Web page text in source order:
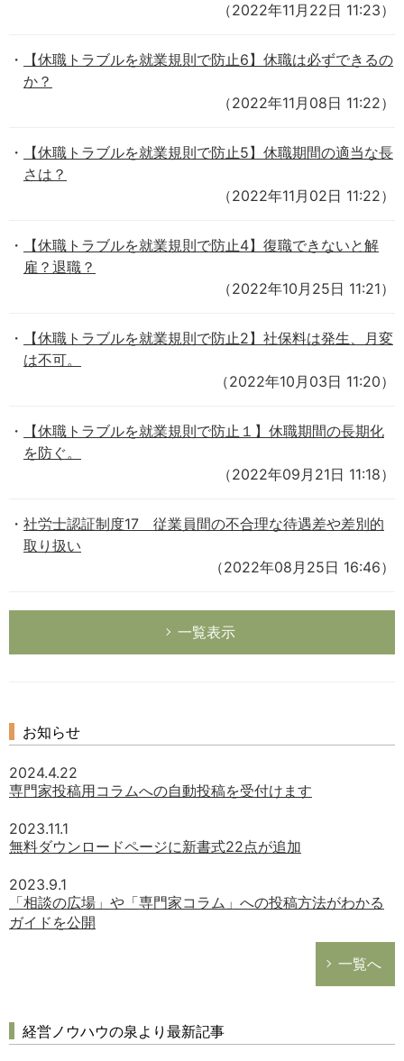
（2022年11月22日 11:23）
【休職トラブルを就業規則で防止6】休職は必ずできるの
か？
（2022年11月08日 11:22）
【休職トラブルを就業規則で防止5】休職期間の適当な長
さは？
（2022年11月02日 11:22）
【休職トラブルを就業規則で防止4】復職できないと解
雇？退職？
（2022年10月25日 11:21）
【休職トラブルを就業規則で防止2】社保料は発生、月変
は不可。
（2022年10月03日 11:20）
【休職トラブルを就業規則で防止１】休職期間の長期化
を防ぐ。
（2022年09月21日 11:18）
社労士認証制度17 従業員間の不合理な待遇差や差別的
取り扱い
（2022年08月25日 16:46）
一覧表示
お知らせ
2024.4.22
専門家投稿用コラムへの自動投稿を受付けます
2023.11.1
無料ダウンロードページに新書式22点が追加
2023.9.1
「相談の広場」や「専門家コラム」への投稿方法がわかる
ガイドを公開
一覧へ
経営ノウハウの泉より最新記事